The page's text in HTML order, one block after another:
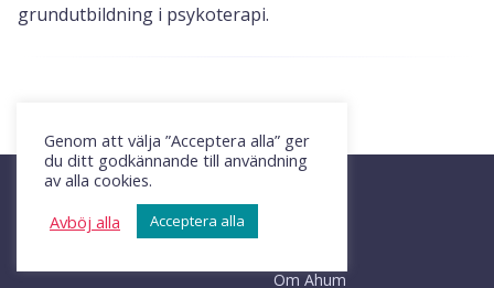
grundutbildning i psykoterapi.
Om Ahum
Genom att välja ”Acceptera alla” ger
du ditt godkännande till användning
av alla cookies.
Avböj alla
Acceptera alla